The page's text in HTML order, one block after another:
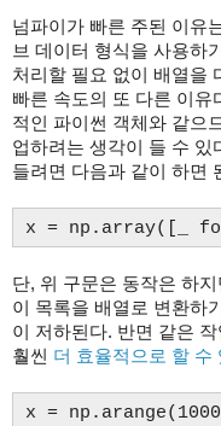
넘파이가 빠른 주된 이유
브 데이터 형식을 사용하
처리할 필요 없이 배열을
빠른 속도의 또 다른 이유
적인 파이썬 객체와 같으
업하려는 생각이 들 수 있
들려면 다음과 같이 하면
x = np.array([_
단, 위 구문은 동작은 하
이 목록을 배열로 변환하
이 저하된다. 반면 같은
훨씬 더 효율적으로 할 수
x =